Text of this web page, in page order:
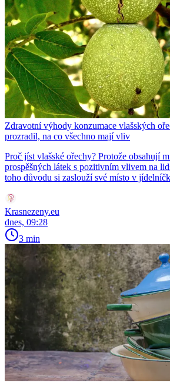
Zdravotní výhody konzumace vlašských
prozradil, na co všechno mají vliv
Proč jíst vlašské ořechy? Protože obsahují
prospěšných látek s pozitivním vlivem na
toho důvodu si zaslouží své místo v
Krasnezeny.eu
dnes, 09:28
3 min